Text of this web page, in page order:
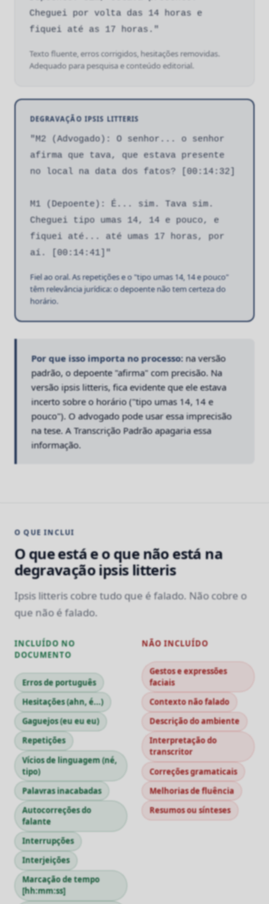
Cheguei por volta das 14 horas e
fiquei até as 17 horas."
Texto fluente, erros corrigidos, hesitações removidas.
Adequado para pesquisa e conteúdo editorial.
DEGRAVAÇÃO IPSIS LITTERIS
"M2 (Advogado): O senhor... o senhor
afirma que tava, que estava presente
no local na data dos fatos? [00:14:32]
M1 (Depoente): É... sim. Tava sim.
Cheguei tipo umas 14, 14 e pouco, e
fiquei até... até umas 17 horas, por
aí. [00:14:41]"
Fiel ao oral. As repetições e o "tipo umas 14, 14 e pouco"
têm relevância jurídica: o depoente não tem certeza do
horário.
Por que isso importa no processo: na versão
padrão, o depoente "afirma" com precisão. Na
versão ipsis litteris, fica evidente que ele estava
incerto sobre o horário ("tipo umas 14, 14 e
pouco"). O advogado pode usar essa imprecisão
na tese. A Transcrição Padrão apagaria essa
informação.
O QUE INCLUI
O que está e o que não está na
degravação ipsis litteris
Ipsis litteris cobre tudo que é falado. Não cobre o
que não é falado.
INCLUÍDO NO
DOCUMENTO
Erros de português
Hesitações (ahn, é...)
Gaguejos (eu eu eu)
Repetições
Vícios de linguagem (né,
tipo)
Palavras inacabadas
Autocorreções do
falante
Interrupções
Interjeições
Marcação de tempo
[hh:mm:ss]
NÃO INCLUÍDO
Gestos e expressões
faciais
Contexto não falado
Descrição do ambiente
Interpretação do
transcritor
Correções gramaticais
Melhorias de fluência
Resumos ou sínteses